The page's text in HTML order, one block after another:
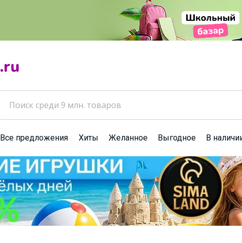
Все предложения Хиты Желанное Выгодное В